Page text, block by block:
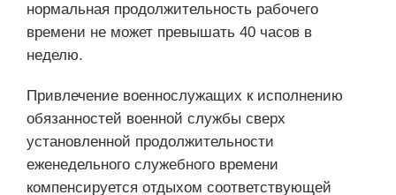
нормальная продолжительность рабочего
времени не может превышать 40 часов в
неделю.
Привлечение военнослужащих к исполнению
обязанностей военной службы сверх
установленной продолжительности
еженедельного служебного времени
компенсируется отдыхом соответствующей